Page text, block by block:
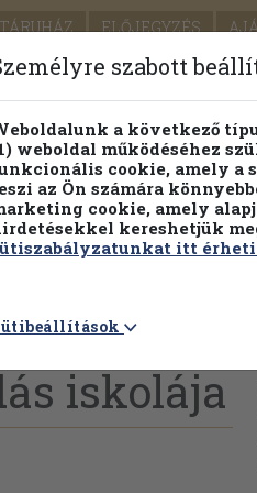
ELŐJEGYZÉS
PILLANATNYI ÁRAINK
Részletes
iskolája
szabott
a következő
weboldal működéséhez
cookie, amely a
az Ön számára
cookie, amely
kereshetjük
itt